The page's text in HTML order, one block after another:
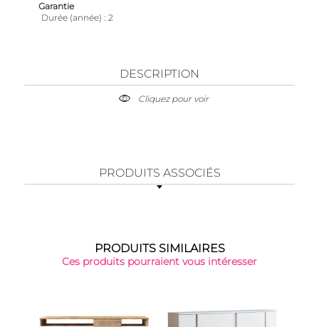
Garantie
Durée (année)
2
DESCRIPTION
Cliquez pour voir
PRODUITS ASSOCIÉS
PRODUITS SIMILAIRES
Ces produits pourraient vous intéresser